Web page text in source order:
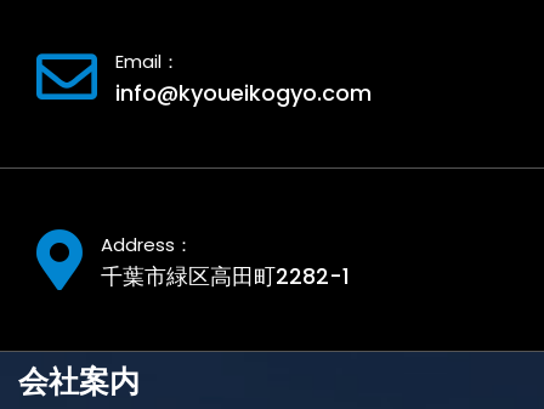
Email：
info@kyoueikogyo.com
Address：
千葉市緑区高田町2282-1
会社案内